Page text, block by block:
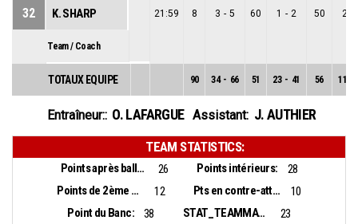
32 K. SHARP 21:59 8 3 - 5 60 1 - 2 50 2
Team / Coach
TOTAUX EQUIPE 90 34 - 66 51 23 - 41 56 11
Entraîneur:: O. LAFARGUE Assistant: J. AUTHIER
TEAM STATISTICS:
Points après balles perdues: 26 Points intérieurs:
28
Points de 2ème chance:
12 Pts en contre-attaque:
10
Point du Banc:
38 STAT_TEAMMATCH_BASKETBALL_sBiggestLead_NAME:
23